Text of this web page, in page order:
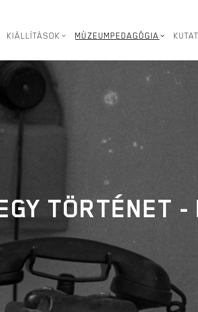
KIÁLLÍTÁSOK MÚZEUMPEDAGÓGIA
TÖRTÉNET